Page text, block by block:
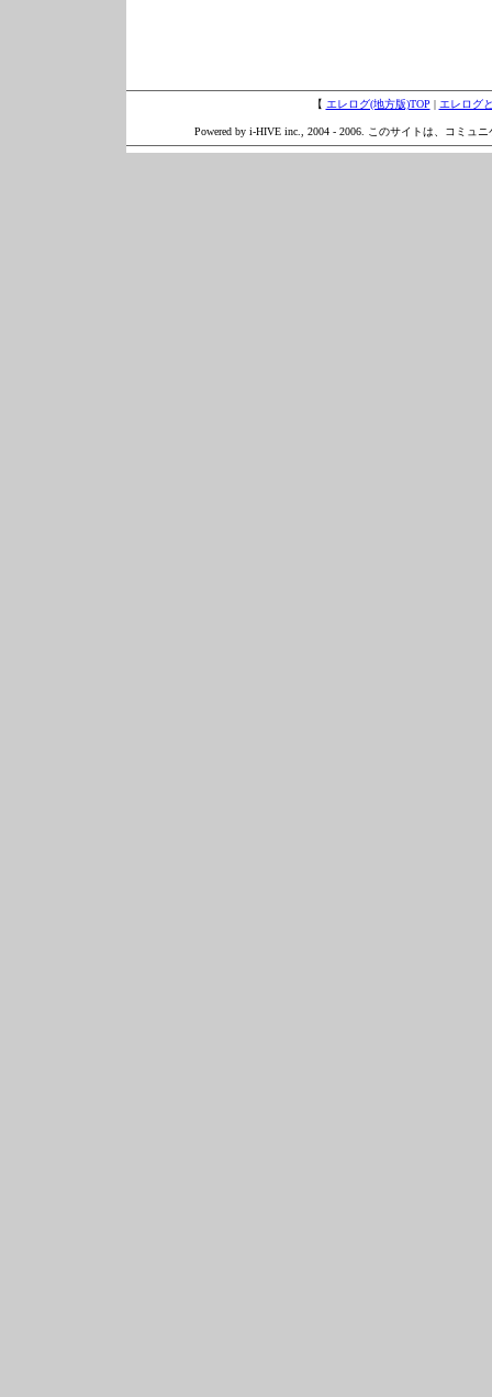
【 エレログ(地方版)TOP | エレログ
Powered by i-HIVE inc., 2004 - 2006. このサイトは、コミュ